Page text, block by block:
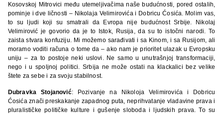
Kosovskoj Mitrovici među utemeljivačima naše budućnosti, pored ostalih,
pominje i dve ličnosti – Nikolaja Velimirovića i Dobricu Ćosića. Molim vas,
to su ljudi koji su smatrali da Evropa nije budućnost Srbije. Nikolaj
Velimirović je govorio da je to Istok, Rusija, da su to istočni narodi. To
zaista stvara konfuziju. Mi možemo sarađivati i sa Kinom, i sa Rusijom, ali
moramo voditi računa o tome da – ako nam je prioritet ulazak u Evropsku
uniju – za to postoje neki uslovi. Ne samo u unutrašnjoj transformaciji,
nego i u spoljnoj politici. Srbija ne može ostati na klackalici bez velike
štete za sebe i za svoju stabilnost.
Dubravka Stojanović: Pozivanje na Nikoloja Velimirovića i Dobricu
Ćosića znači preskakanje zapadnog puta, neprihvatanje vladavine prava i
pluralističke političke kulture i gušenje sloboda i ljudskih prava. To su